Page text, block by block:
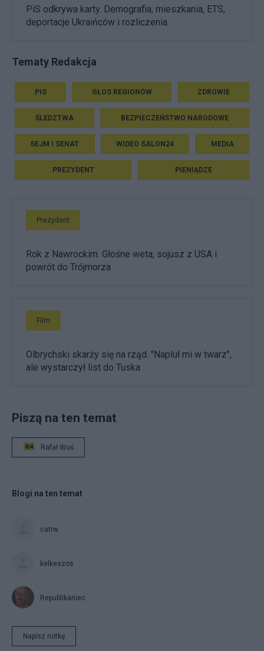
PiS odkrywa karty. Demografia, mieszkania, ETS,
deportacje Ukraińców i rozliczenia
Tematy Redakcja
PIS GŁOS REGIONÓW ZDROWIE
ŚLEDZTWA BEZPIECZEŃSTWO NARODOWE
SEJM I SENAT WIDEO SALON24 MEDIA
PREZYDENT PIENIĄDZE
Prezydent
Rok z Nawrockim. Głośne weta, sojusz z USA i
powrót do Trójmorza
Film
Olbrychski skarży się na rząd. "Napluł mi w twarz",
ale wystarczył list do Tuska
Piszą na ten temat
Rafał Woś
Blogi na ten temat
catrw
kelkeszos
Republikaniec
Napisz notkę